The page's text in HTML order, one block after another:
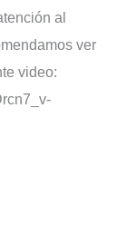
al
ver
video: